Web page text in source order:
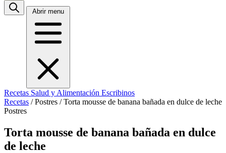
Abrir menu
Recetas Salud y Alimentación Escribinos
Recetas / Postres / Torta mousse de banana bañada en dulce de leche
Postres
Torta mousse de banana bañada en dulce
de leche